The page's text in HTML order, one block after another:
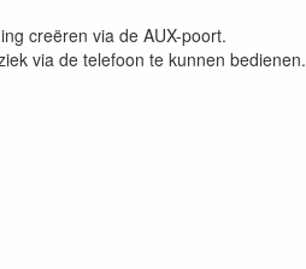
creëren via de AUX-poort.
via de telefoon te kunnen bedienen.